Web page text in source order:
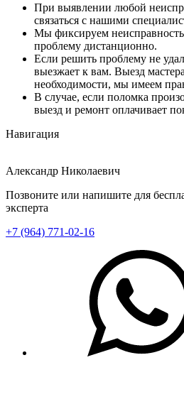
При выявлении любой
связаться с нашими
Мы фиксируем
проблему дистанционно.
Если решить проблему не
выезжает к вам. Выезд
необходимости, мы имеем
В случае, если поломка
выезд и ремонт оплачивает
Навигация
Александр Николаевич
Позвоните или напишите для
эксперта
+7 (964) 771-02-16